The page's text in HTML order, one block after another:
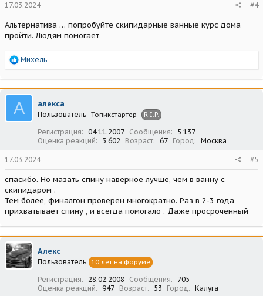
17.03.2024 #4
Альтернатива … попробуйте скипидарные ванные курс дома
пройти. Людям помогает
Р
а
к
ц
и
и
Михель
А алекса
Пользователь Топикстартер R.I.P.
Регистрация 04.11.2007 Сообщения
5 137
Оценка реакций
3 602 Возраст 67 Город Москва
17.03.2024 #5
спасибо. Но мазать спину наверное лучше, чем в ванну с
скипидаром .
Тем более, финалгон проверен многократно. Раз в 2-3 года
прихватывает спину , и всегда помогало . Даже просроченный
Алекс
Пользователь 10 лет на форуме
Регистрация 28.02.2008 Сообщения
705
Оценка реакций
947 Возраст 53 Город Калуга